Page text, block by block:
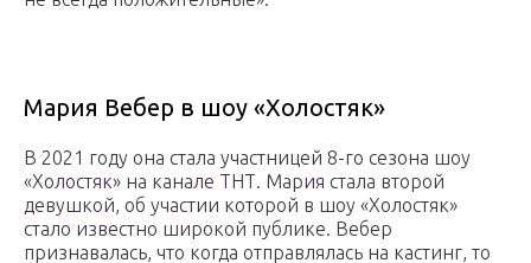
Мария Вебер в шоу «Холостяк»
В 2021 году она стала участницей 8-го сезона шоу
«Холостяк» на канале ТНТ. Мария стала второй
девушкой, об участии которой в шоу «Холостяк»
стало известно широкой публике. Вебер
признавалась, что когда отправлялась на кастинг, то